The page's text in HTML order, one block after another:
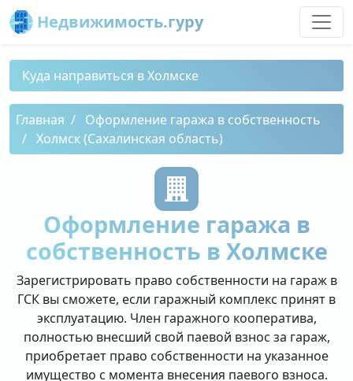
Недвижимость.гуру
Куда направиться в Холмске
Главная
Оформление гаража в собственность
Холмск (Сахалинская область)
Оформление гаража в
собственность в Холмске
Зарегистрировать право собственности на гараж в
ГСК вы сможете, если гаражный комплекс принят в
эксплуатацию. Член гаражного кооператива,
полностью внесший свой паевой взнос за гараж,
приобретает право собственности на указанное
имущество с момента внесения паевого взноса.